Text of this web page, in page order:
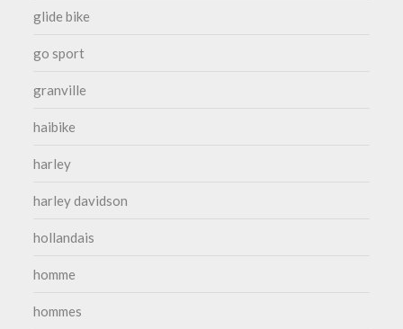
glide bike
go sport
granville
haibike
harley
harley davidson
hollandais
homme
hommes